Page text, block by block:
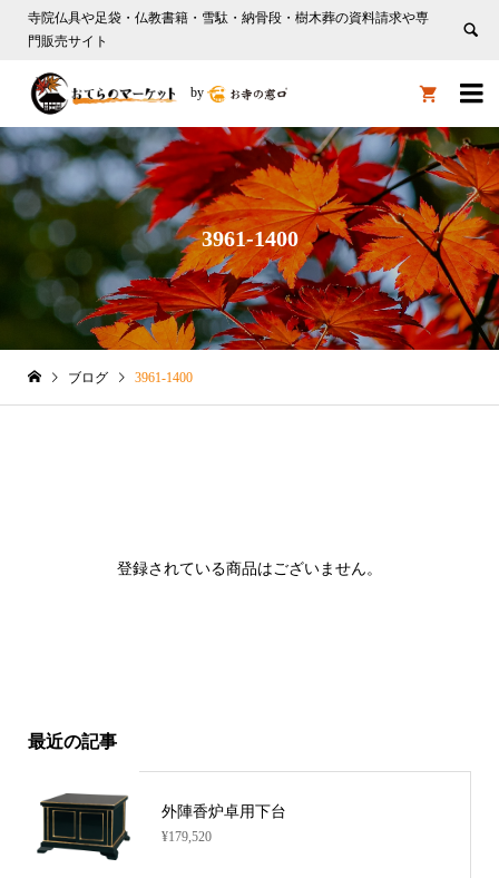
寺院仏具や足袋・仏教書籍・雪駄・納骨段・樹木葬の資料請求や専
門販売サイト

by 
3961-1400
ブログ 3961-1400
登録されている商品はございません。
最近の記事
外陣香炉卓用下台
¥179,520